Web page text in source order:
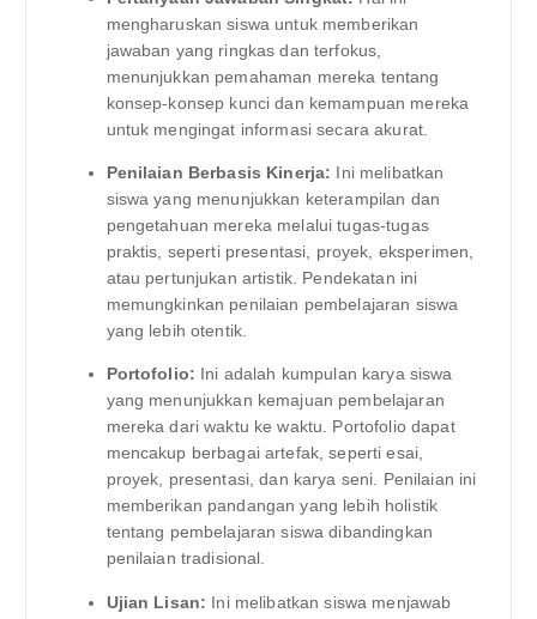
mengharuskan siswa untuk memberikan
jawaban yang ringkas dan terfokus,
menunjukkan pemahaman mereka tentang
konsep-konsep kunci dan kemampuan mereka
untuk mengingat informasi secara akurat.
Penilaian Berbasis Kinerja: Ini melibatkan
siswa yang menunjukkan keterampilan dan
pengetahuan mereka melalui tugas-tugas
praktis, seperti presentasi, proyek, eksperimen,
atau pertunjukan artistik. Pendekatan ini
memungkinkan penilaian pembelajaran siswa
yang lebih otentik.
Portofolio: Ini adalah kumpulan karya siswa
yang menunjukkan kemajuan pembelajaran
mereka dari waktu ke waktu. Portofolio dapat
mencakup berbagai artefak, seperti esai,
proyek, presentasi, dan karya seni. Penilaian ini
memberikan pandangan yang lebih holistik
tentang pembelajaran siswa dibandingkan
penilaian tradisional.
Ujian Lisan: Ini melibatkan siswa menjawab